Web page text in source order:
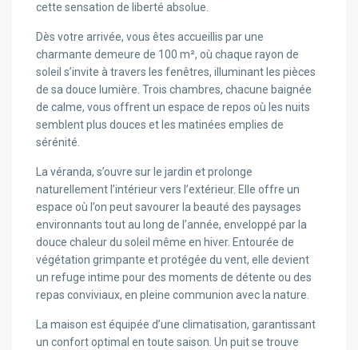
cette sensation de liberté absolue.
Dès votre arrivée, vous êtes accueillis par une
charmante demeure de 100 m², où chaque rayon de
soleil s’invite à travers les fenêtres, illuminant les pièces
de sa douce lumière. Trois chambres, chacune baignée
de calme, vous offrent un espace de repos où les nuits
semblent plus douces et les matinées emplies de
sérénité.
La véranda, s’ouvre sur le jardin et prolonge
naturellement l’intérieur vers l’extérieur. Elle offre un
espace où l’on peut savourer la beauté des paysages
environnants tout au long de l’année, enveloppé par la
douce chaleur du soleil même en hiver. Entourée de
végétation grimpante et protégée du vent, elle devient
un refuge intime pour des moments de détente ou des
repas conviviaux, en pleine communion avec la nature.
La maison est équipée d’une climatisation, garantissant
un confort optimal en toute saison. Un puit se trouve